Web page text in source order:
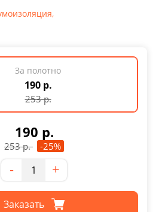
,
190 р.
253р. -25%
Количество
- +
За полотно
190 р.
253р.
Заказать